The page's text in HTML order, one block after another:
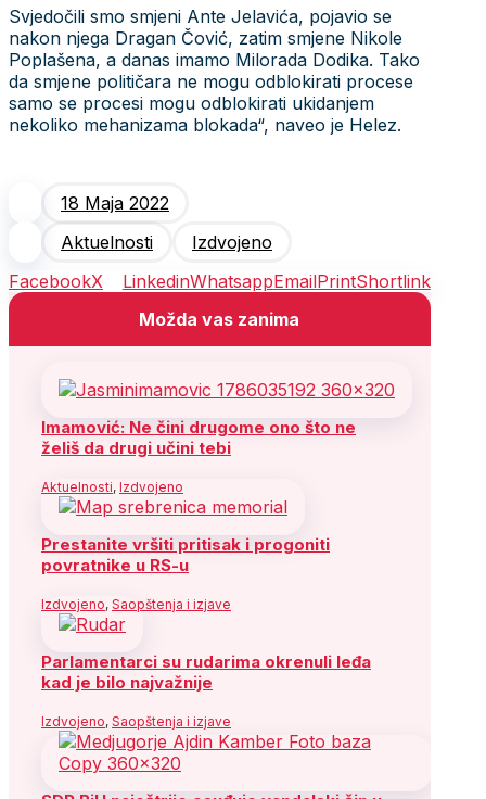
Svjedočili smo smjeni Ante Jelavića, pojavio se
nakon njega Dragan Čović, zatim smjene Nikole
Poplašena, a danas imamo Milorada Dodika. Tako
da smjene političara ne mogu odblokirati procese
samo se procesi mogu odblokirati ukidanjem
nekoliko mehanizama blokada“, naveo je Helez.
18 Maja 2022
Aktuelnosti
Izdvojeno
FacebookX LinkedinWhatsappEmailPrintShortlink
Možda vas zanima
Imamović: Ne čini drugome ono što ne
želiš da drugi učini tebi
Aktuelnosti, Izdvojeno
Prestanite vršiti pritisak i progoniti
povratnike u RS-u
Izdvojeno, Saopštenja i izjave
Parlamentarci su rudarima okrenuli leđa
kad je bilo najvažnije
Izdvojeno, Saopštenja i izjave